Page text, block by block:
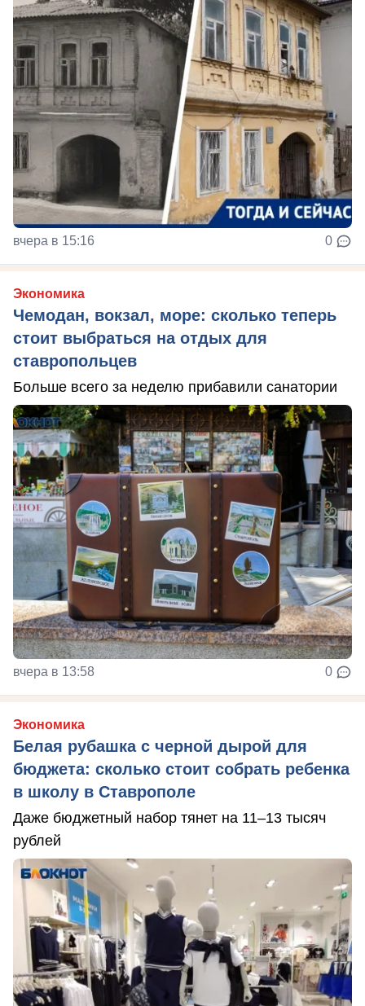
вчера в 15:16 0
Экономика
Чемодан, вокзал, море: сколько теперь
стоит выбраться на отдых для
ставропольцев
Больше всего за неделю прибавили санатории
вчера в 13:58 0
Экономика
Белая рубашка с черной дырой для
бюджета: сколько стоит собрать ребенка
в школу в Ставрополе
Даже бюджетный набор тянет на 11–13 тысяч
рублей